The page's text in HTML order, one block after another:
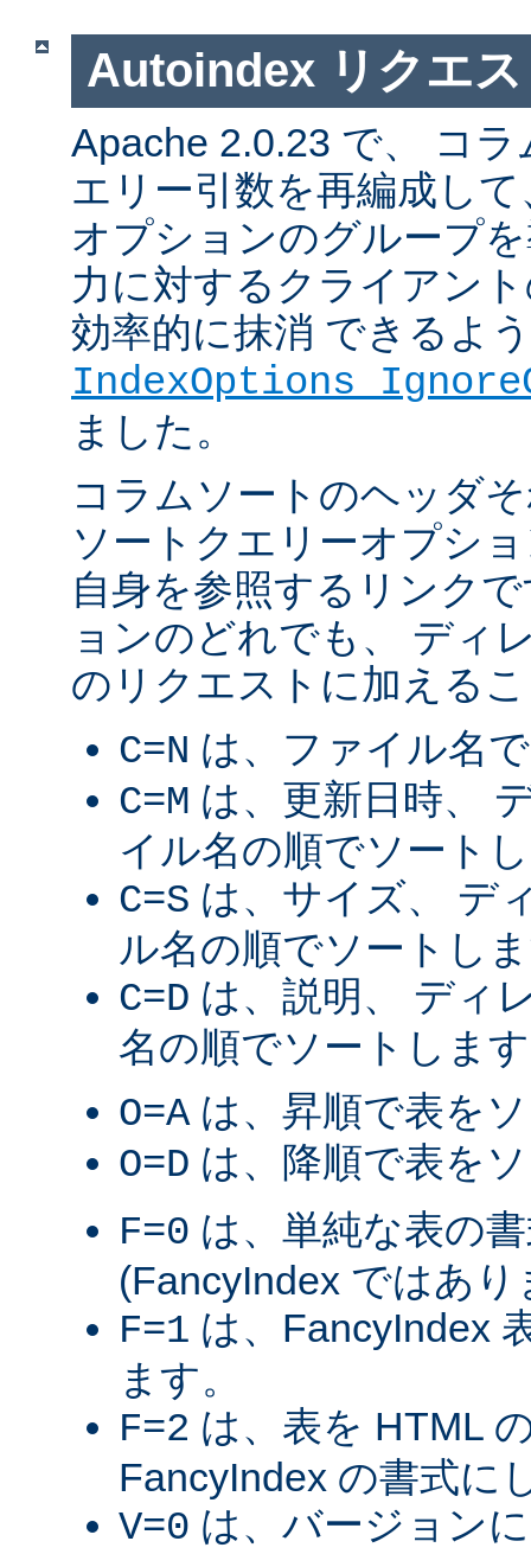
Autoindex リクエ
Apache 2.0.23 で、 コ
エリー引数を再編成し
オプションのグループ
力に対するクライアン
効率的に抹消 できるよ
IndexOptions
ました。
コラムソートのヘッダ
ソートクエリーオプシ
自身を参照するリンク
ョンのどれでも、 ディ
のリクエストに加える
C=N は、ファイル名
C=M は、更新日時、
イル名の順でソート
C=S は、サイズ、 デ
ル名の順でソートし
C=D は、説明、 ディ
名の順でソートしま
O=A は、昇順で表を
O=D は、降順で表を
F=0 は、単純な表の
(FancyIndex ではあり
F=1 は、FancyIndex
ます。
F=2 は、表を HTML
FancyIndex の書式に
V=0 は、バージョン